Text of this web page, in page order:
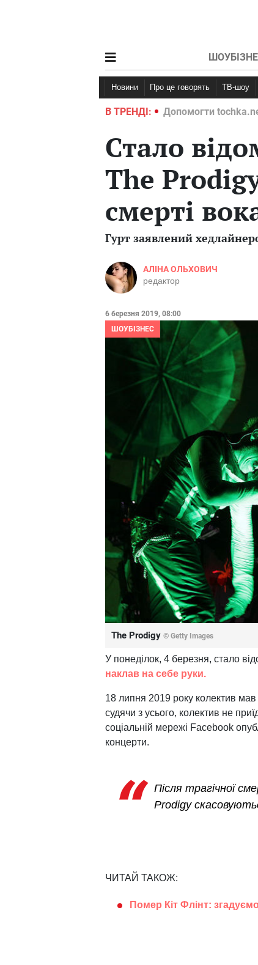
Новини Про це говорять ТВ-шоу
В ТРЕНДІ:
Війна в Україні 2022 Допомогти
Стало
The
смерті
Гурт заявлений
АЛІНА ОЛЬХОВИЧ
редактор
6 березня 2019, 08:00
ШОУБІЗНЕС
The Prodigy © Getty Images
У понеділок, 4 березня, стало
наклав на себе руки.
18 липня 2019 року колектив
судячи з усього, колектив не
соціальній мережі Facebook
концерти.
Після трагічної
Prodigy
ЧИТАЙ ТАКОЖ:
Помер Кіт Флінт: